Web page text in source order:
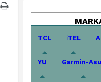
TCL iTEL
YU Garmin-